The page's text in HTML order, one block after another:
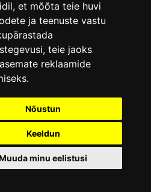
, et mõõta teie huvi
ja teenuste vastu
, teie jaoks
reklaamide
.
Nõustun
Keeldun
minu eelistusi
Vene 17
(+372) 610 4178